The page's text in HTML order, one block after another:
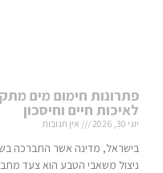
פתרונות חימום מים
לאיכות חיים וחיסכון
יוני 30, 2026 אין תגובות
בישראל, מדינה אשר התברכה
ניצול משאבי הטבע הוא צעד